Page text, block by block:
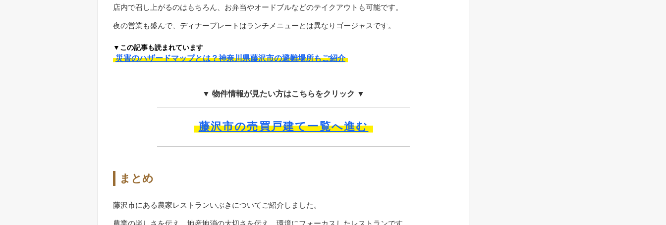
店内で召し上がるのはもちろん、お弁当やオードブルなどのテイクアウトも可能です。
夜の営業も盛んで、ディナープレートはランチメニューとは異なりゴージャスです。
▼この記事も読まれています
災害のハザードマップとは？神奈川県藤沢市の避難場所もご紹介
▼ 物件情報が見たい方はこちらをクリック ▼
藤沢市の売買戸建て一覧へ進む
まとめ
藤沢市にある農家レストランいぶきについてご紹介しました。